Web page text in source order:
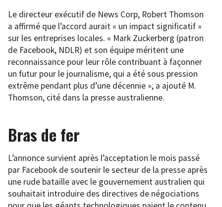
Le directeur exécutif de News Corp, Robert Thomson
a affirmé que l’accord aurait « un impact significatif »
sur les entreprises locales. « Mark Zuckerberg (patron
de Facebook, NDLR) et son équipe méritent une
reconnaissance pour leur rôle contribuant à façonner
un futur pour le journalisme, qui a été sous pression
extrême pendant plus d’une décennie », a ajouté M.
Thomson, cité dans la presse australienne.
Bras de fer
L’annonce survient après l’acceptation le mois passé
par Facebook de soutenir le secteur de la presse après
une rude bataille avec le gouvernement australien qui
souhaitait introduire des directives de négociations